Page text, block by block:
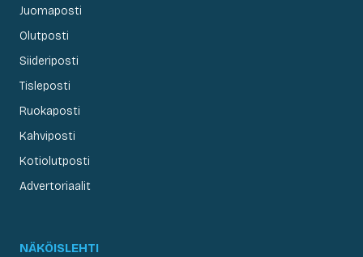
Juomaposti
Olutposti
Siideriposti
Tisleposti
Ruokaposti
Kahviposti
Kotiolutposti
Advertoriaalit
NÄKÖISLEHTI